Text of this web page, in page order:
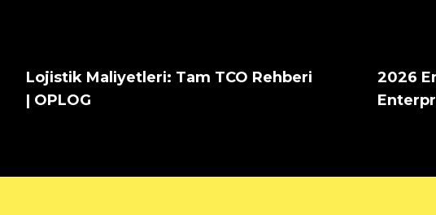
Lojistik Maliyetleri: Tam TCO Rehberi
| OPLOG
2026